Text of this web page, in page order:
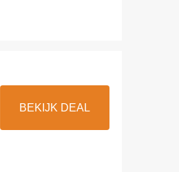
BEKIJK DEAL